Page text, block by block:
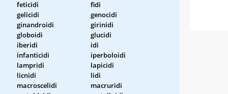
feticidi
fidi
gelicidi
genocidi
ginandroidi
girinidi
globoidi
glucidi
iberidi
idi
infanticidi
iperboloidi
lampridi
lapicidi
licnidi
lidi
macroscelidi
macruridi